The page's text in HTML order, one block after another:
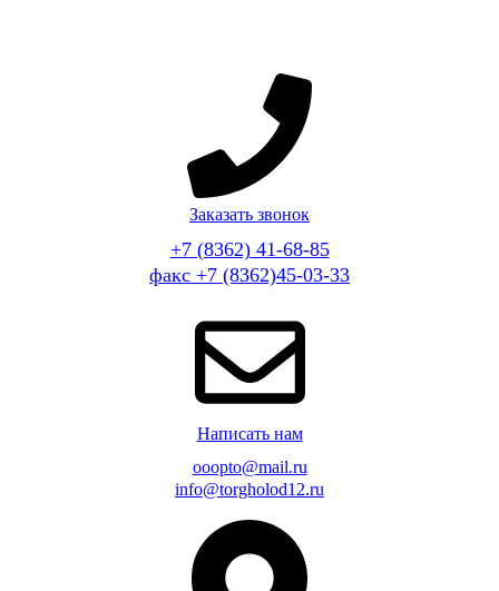
Заказать звонок
+7 (8362) 41-68-85
факс +7 (8362)45-03-33
Написать нам
ooopto@mail.ru
info@torgholod12.ru